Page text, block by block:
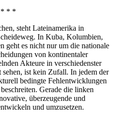
* * *
steht Lateinamerika in
In Kuba, Kolumbien,
geht es nicht nur um die nationale
von kontinentaler
Akteure in verschiedenster
ist kein Zufall. In jedem der
bedingte Fehlentwicklungen
Gerade die linken
überzeugende und
und umzusetzen.